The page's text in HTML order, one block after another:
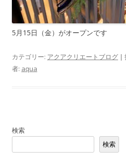
5月15日（金）がオープンです
カテゴリー: アクアクリエートブログ |
者: aqua
検索
検索